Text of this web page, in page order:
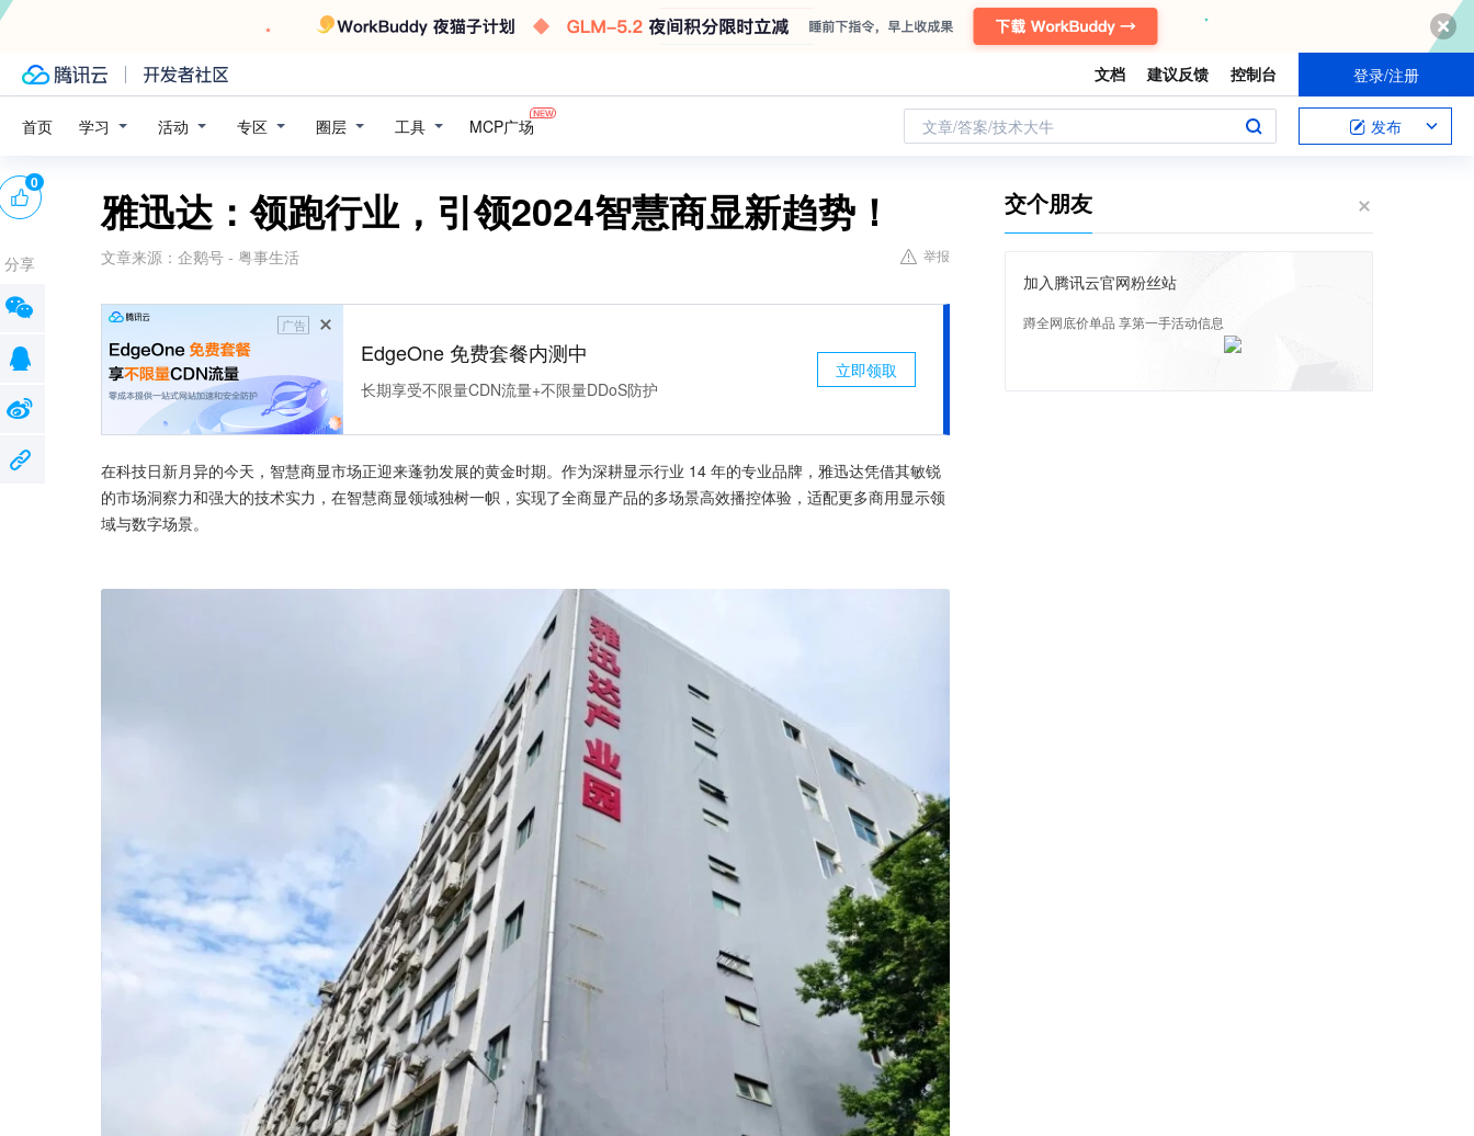
文档 建议反馈 控制台 登录/注册
首页 学习 活动 专区 圈层 工具 MCP广场 文章/答案/技术大牛 发布
雅迅达：领跑行业，引领2024智慧商显新趋势！
文章来源： 企鹅号 - 粤事生活 举报
广告
EdgeOne 免费套餐内测中
长期享受不限量CDN流量+不限量DDoS防护
立即领取
在科技日新月异的今天，智慧商显市场正迎来蓬勃发展的黄金时期。作为深耕显示行业 14 年的专业品牌，雅迅达凭借其敏锐
的市场洞察力和强大的技术实力，在智慧商显领域独树一帜，实现了全商显产品的多场景高效播控体验，适配更多商用显示领
域与数字场景。
0
分享
交个朋友
加入腾讯云官网粉丝站
蹲全网底价单品 享第一手活动信息